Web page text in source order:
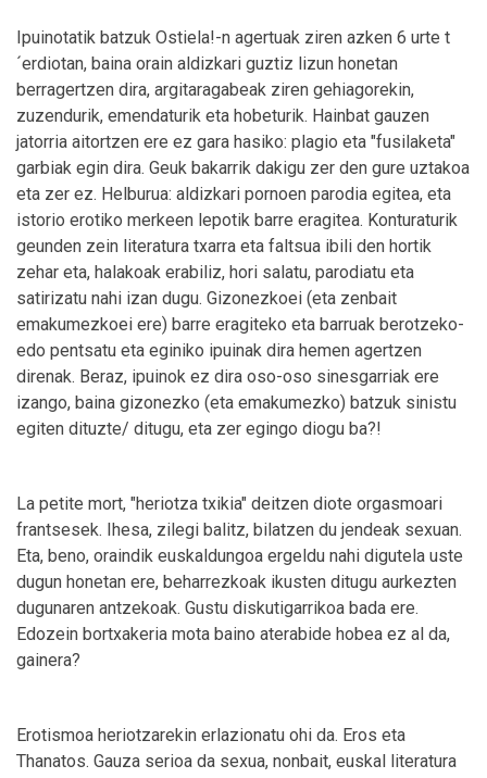
Ipuinotatik batzuk Ostiela!-n agertuak ziren azken 6 urte t
´erdiotan, baina orain aldizkari guztiz lizun honetan
berragertzen dira, argitaragabeak ziren gehiagorekin,
zuzendurik, emendaturik eta hobeturik. Hainbat gauzen
jatorria aitortzen ere ez gara hasiko: plagio eta "fusilaketa"
garbiak egin dira. Geuk bakarrik dakigu zer den gure uztakoa
eta zer ez. Helburua: aldizkari pornoen parodia egitea, eta
istorio erotiko merkeen lepotik barre eragitea. Konturaturik
geunden zein literatura txarra eta faltsua ibili den hortik
zehar eta, halakoak erabiliz, hori salatu, parodiatu eta
satirizatu nahi izan dugu. Gizonezkoei (eta zenbait
emakumezkoei ere) barre eragiteko eta barruak berotzeko-
edo pentsatu eta eginiko ipuinak dira hemen agertzen
direnak. Beraz, ipuinok ez dira oso-oso sinesgarriak ere
izango, baina gizonezko (eta emakumezko) batzuk sinistu
egiten dituzte/ ditugu, eta zer egingo diogu ba?!
La petite mort, "heriotza txikia" deitzen diote orgasmoari
frantsesek. Ihesa, zilegi balitz, bilatzen du jendeak sexuan.
Eta, beno, oraindik euskaldungoa ergeldu nahi digutela uste
dugun honetan ere, beharrezkoak ikusten ditugu aurkezten
dugunaren antzekoak. Gustu diskutigarrikoa bada ere.
Edozein bortxakeria mota baino aterabide hobea ez al da,
gainera?
Erotismoa heriotzarekin erlazionatu ohi da. Eros eta
Thanatos. Gauza serioa da sexua, nonbait, euskal literatura